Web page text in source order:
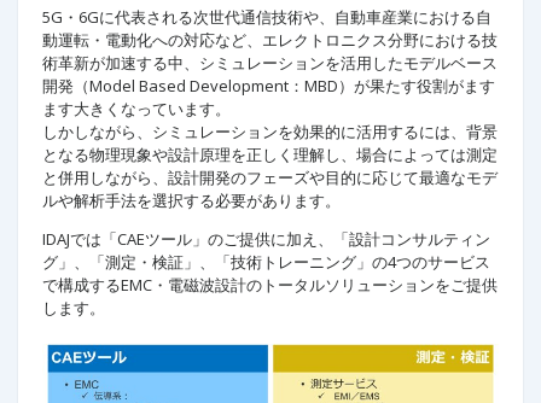
5G・6Gに代表される次世代通信技術や、自動車産業における自
動運転・電動化への対応など、エレクトロニクス分野における技
術革新が加速する中、シミュレーションを活用したモデルベース
開発（Model Based Development：MBD）が果たす役割がます
ます大きくなっています。
しかしながら、シミュレーションを効果的に活用するには、背景
となる物理現象や設計原理を正しく理解し、場合によっては測定
と併用しながら、設計開発のフェーズや目的に応じて最適なモデ
ルや解析手法を選択する必要があります。
IDAJでは「CAEツール」のご提供に加え、「設計コンサルティン
グ」、「測定・検証」、「技術トレーニング」の4つのサービス
で構成するEMC・電磁波設計のトータルソリューションをご提供
します。